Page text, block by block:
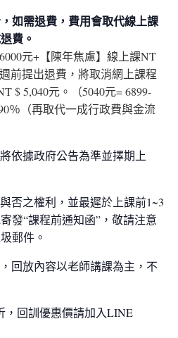
如需退費， 費用會取代線上課
費。
元+【陳年焦慮】線上課NT
前提出退費，將取消網上課程
$ 5,040元。（5040元= 6899-
％（再取代一成行政費與金流
依據政府公告為準並擇期上
否之權利，並最遲於上課前1~3
發“課程前通知函”，敬請注意
郵件。
回放內容以老師講課為主，不
，回訓優惠價請加入LINE